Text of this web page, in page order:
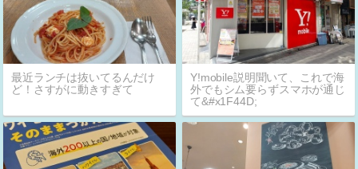
最近ランチは抜いてるんだけ
ど！さすがに動きすぎて
Y!mobile説明聞いて、これで海
外でもシム要らずスマホが通じ
て&#x1F44D;